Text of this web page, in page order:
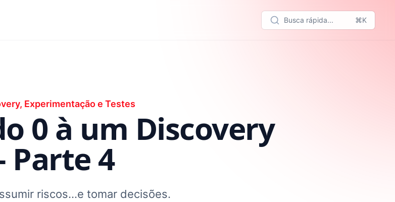
Busca rápida... ⌘K
Experimentação e Testes
0 à um Discovery
Parte 4
riscos…e tomar decisões.